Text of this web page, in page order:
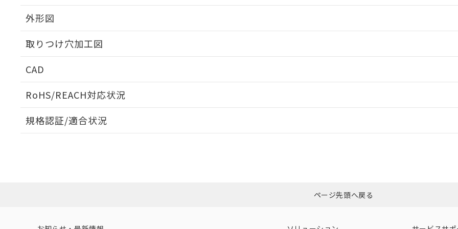
外形図
取りつけ穴加工図
CAD
RoHS/REACH対応状況
EU RoHS 注意事項・凡例
ダウンロードはこちら
規格認証/適合状況
ページ先頭へ戻る